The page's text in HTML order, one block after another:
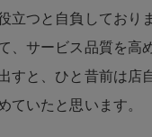
立つと自負しており
、サービス品質を高
すと、ひと昔前は店
ていたと思います。